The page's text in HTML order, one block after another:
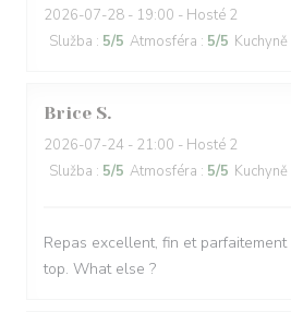
2026-07-28 - 19:00 - Hosté 2
Služba : 5/5 Atmosféra : 5/5 Kuchyně
Brice S
2026-07-24 - 21:00 - Hosté 2
Služba : 5/5 Atmosféra : 5/5 Kuchyně
Repas excellent, fin et
top. What else ?